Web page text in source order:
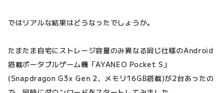
ではリアルな結果はどうなったでしょうか。
たまたま自宅にストレージ容量のみ異なる同じ仕様のAndroid
搭載ポータブルゲーム機「AYANEO Pocket S」
(Snapdragon G3x Gen 2、メモリ16GB搭載)が2台あったの